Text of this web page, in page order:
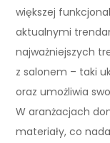
większej
aktualnymi
najważniejszych
z salonem – taki
oraz umożliwia
W aranżacjach
materiały, co